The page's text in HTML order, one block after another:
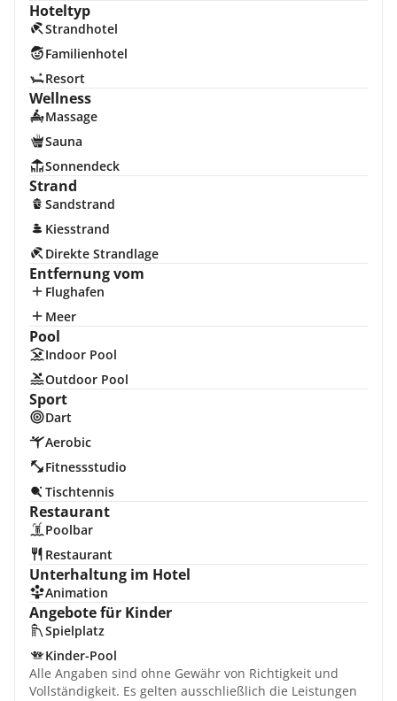
Hoteltyp
Strandhotel
Familienhotel
Resort
Wellness
Massage
Sauna
Sonnendeck
Strand
Sandstrand
Kiesstrand
Direkte Strandlage
Entfernung vom
Flughafen
Meer
Pool
Indoor Pool
Outdoor Pool
Sport
Dart
Aerobic
Fitnessstudio
Tischtennis
Restaurant
Poolbar
Restaurant
Unterhaltung im Hotel
Animation
Angebote für Kinder
Spielplatz
Kinder-Pool
Alle Angaben sind ohne Gewähr von Richtigkeit und
Vollständigkeit. Es gelten ausschließlich die Leistungen